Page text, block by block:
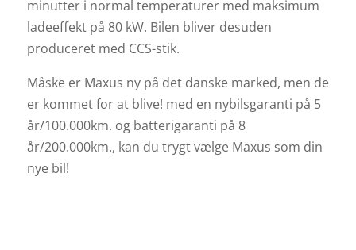
minutter i normal temperaturer med maksimum
ladeeffekt på 80 kW. Bilen bliver desuden
produceret med CCS-stik.
Måske er Maxus ny på det danske marked, men de
er kommet for at blive! med en nybilsgaranti på 5
år/100.000km. og batterigaranti på 8
år/200.000km., kan du trygt vælge Maxus som din
nye bil!